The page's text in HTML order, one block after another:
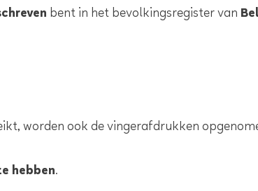
bent in het bevolkingsregister van
worden ook de vingerafdrukken
hebben.